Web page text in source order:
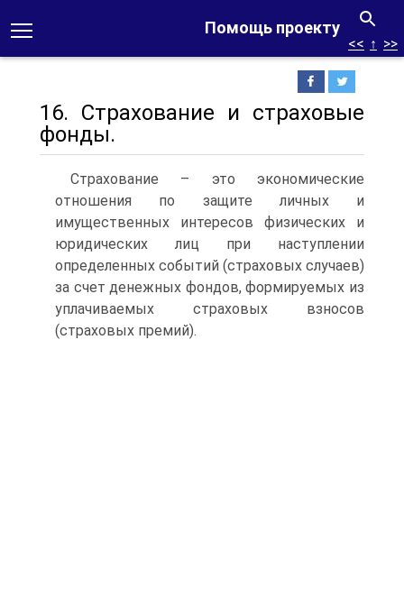
Помощь проекту
<< ↑ >>
16. Страхование и страховые
фонды.
Страхование – это экономические
отношения по защите личных и
имущественных интересов физических и
юридических лиц при наступлении
определенных событий (страховых случаев)
за счет денежных фондов, формируемых из
уплачиваемых страховых взносов
(страховых премий).